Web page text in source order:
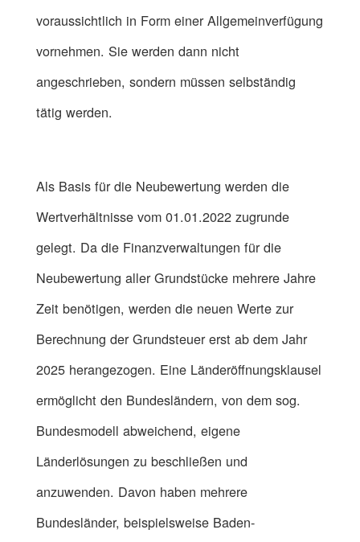
voraussichtlich in Form einer Allgemeinverfügung
vornehmen. Sie werden dann nicht
angeschrieben, sondern müssen selbständig
tätig werden.
Als Basis für die Neubewertung werden die
Wertverhältnisse vom 01.01.2022 zugrunde
gelegt. Da die Finanzverwaltungen für die
Neubewertung aller Grundstücke mehrere Jahre
Zeit benötigen, werden die neuen Werte zur
Berechnung der Grundsteuer erst ab dem Jahr
2025 herangezogen. Eine Länderöffnungsklausel
ermöglicht den Bundesländern, von dem sog.
Bundesmodell abweichend, eigene
Länderlösungen zu beschließen und
anzuwenden. Davon haben mehrere
Bundesländer, beispielsweise Baden-